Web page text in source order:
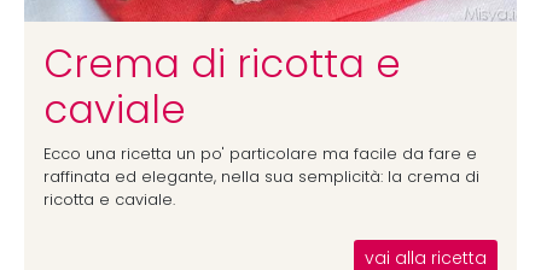
Crema di ricotta e
caviale
Ecco una ricetta un po' particolare ma facile da fare e
raffinata ed elegante, nella sua semplicità: la crema di
ricotta e caviale.
vai alla ricetta